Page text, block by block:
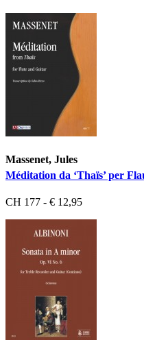
Massenet, Jules
Méditation da ‘Thaïs’ per
CH 177 - € 12,95